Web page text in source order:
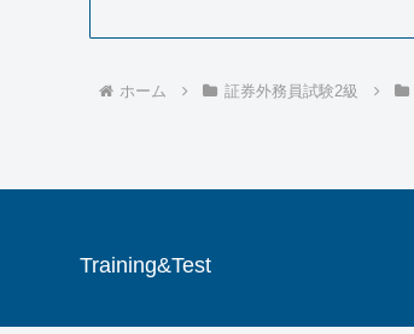
ホーム 証券外務員試験2級
Training&Test